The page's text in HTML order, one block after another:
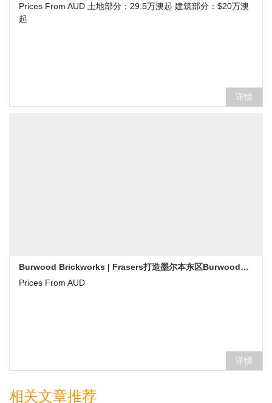
Prices From AUD 土地部分：29.5万澳起 建筑部分：$20万澳
起
详情
Burwood Brickworks | Frasers打造墨尔本东区Burwood城中城-墨尔本新楼盘发售
Prices From AUD
详情
相关文章推荐